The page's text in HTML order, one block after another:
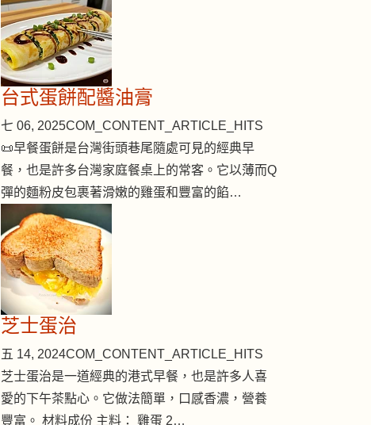
台式蛋餅配醬油膏
七 06, 2025COM_CONTENT_ARTICLE_HITS
📜早餐蛋餅是台灣街頭巷尾隨處可見的經典早
餐，也是許多台灣家庭餐桌上的常客。它以薄而Q
彈的麵粉皮包裹著滑嫩的雞蛋和豐富的餡…
芝士蛋治
五 14, 2024COM_CONTENT_ARTICLE_HITS
芝士蛋治是一道經典的港式早餐，也是許多人喜
愛的下午茶點心。它做法簡單，口感香濃，營養
豐富。 材料成份 主料： 雞蛋 2…